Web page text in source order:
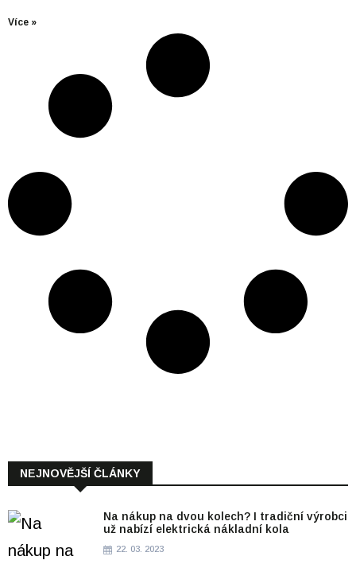
Více »
NEJNOVĚJŠÍ ČLÁNKY
Na nákup na dvou kolech? I tradiční výrobci
už nabízí elektrická nákladní kola
22. 03. 2023